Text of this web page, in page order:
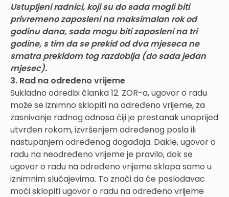
Ustupljeni radnici, koji su do sada mogli biti
privremeno zaposleni na maksimalan rok od
godinu dana, sada mogu biti zaposleni na tri
godine, s tim da se prekid od dva mjeseca ne
smatra prekidom tog razdoblja (do sada jedan
mjesec).
3. Rad na određeno vrijeme
Sukladno odredbi članka 12. ZOR-a, ugovor o radu
može se iznimno sklopiti na određeno vrijeme, za
zasnivanje radnog odnosa čiji je prestanak unaprijed
utvrđen rokom, izvršenjem određenog posla ili
nastupanjem određenog događaja. Dakle, ugovor o
radu na neodređeno vrijeme je pravilo, dok se
ugovor o radu na određeno vrijeme sklapa samo u
iznimnim slučajevima. To znači da će poslodavac
moći sklopiti ugovor o radu na određeno vrijeme